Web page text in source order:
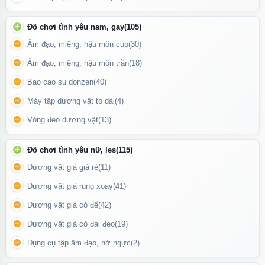
Pin sạc USB tiện lợi, tiết kiệm, thân thiện môi trường, có đèn báo
trong quá trình sạc.
Chống nước toàn thân, có thể sử dụng khi tắm hoặc trong môi
trường ẩm ướt.
Nút bấm đơn giản: giữ nút nguồn 3 giây để bật/tắt, chuyển chế
độ rung chỉ với thao tác nhẹ nhàng.
Đồ chơi tình yêu nam, gay(105)
Âm đạo, miệng, hậu môn cup(30)
Âm đạo, miệng, hậu môn trần(18)
Bao cao su donzen(40)
Máy tập dương vật to dài(4)
Vòng đeo dương vật(13)
Đồ chơi tình yêu nữ, les(115)
Dương vật giả giá rẻ(11)
Dương vật giả rung xoay(41)
Dương vật giả có đế(42)
Dương vật giả có đai đeo(19)
Dụng cụ tập âm đạo, nở ngực(2)